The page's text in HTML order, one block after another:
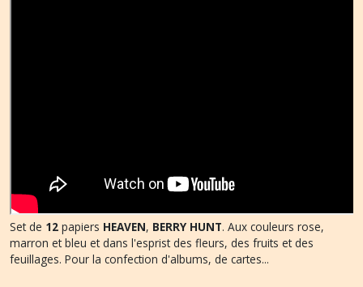
Set de 12 papiers HEAVEN, BERRY HUNT. Aux couleurs rose,
marron et bleu et dans l'esprist des fleurs, des fruits et des
feuillages. Pour la confection d'albums, de cartes...